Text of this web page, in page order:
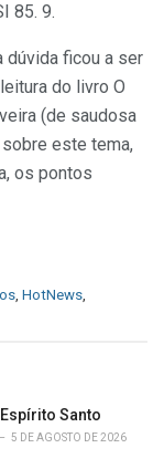
85. 9.
dúvida ficou a ser
do livro O
(de saudosa
este tema,
os pon­tos
, HotNews,
Santo
5 DE AGOSTO DE 2026